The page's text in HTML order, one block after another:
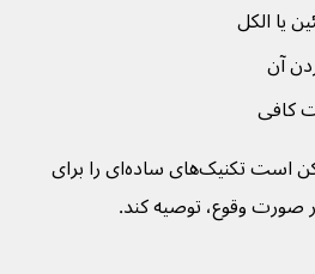
یا الکل
آن
کافی
پزشک شما همچنین ممکن است تکنیک‌های ساده‌ای را برای
وقوع، توصیه کند.